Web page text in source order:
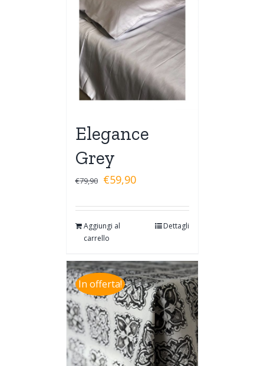
Elegance
Grey
€79,90 €59,90
Aggiungi al
carrello
Dettagli
In offerta!